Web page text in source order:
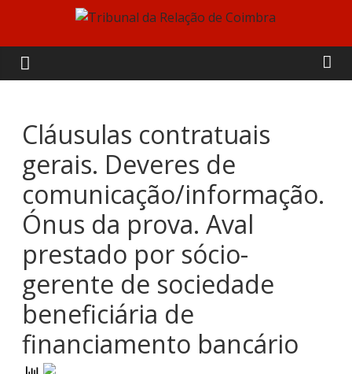
content
Tribunal
da
Relação
de
Coimbra
Cláusulas contratuais
gerais. Deveres de
comunicação/informação.
Ónus da prova. Aval
prestado por sócio-
gerente de sociedade
beneficiária de
financiamento bancário